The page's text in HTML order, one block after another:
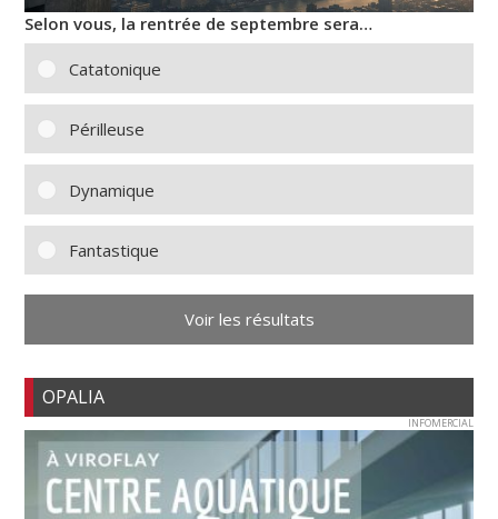
Selon vous, la rentrée de septembre sera…
Catatonique
Périlleuse
Dynamique
Fantastique
Voir les résultats
OPALIA
INFOMERCIAL